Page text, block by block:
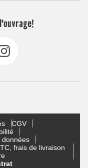
CGV
données
frais de livraison